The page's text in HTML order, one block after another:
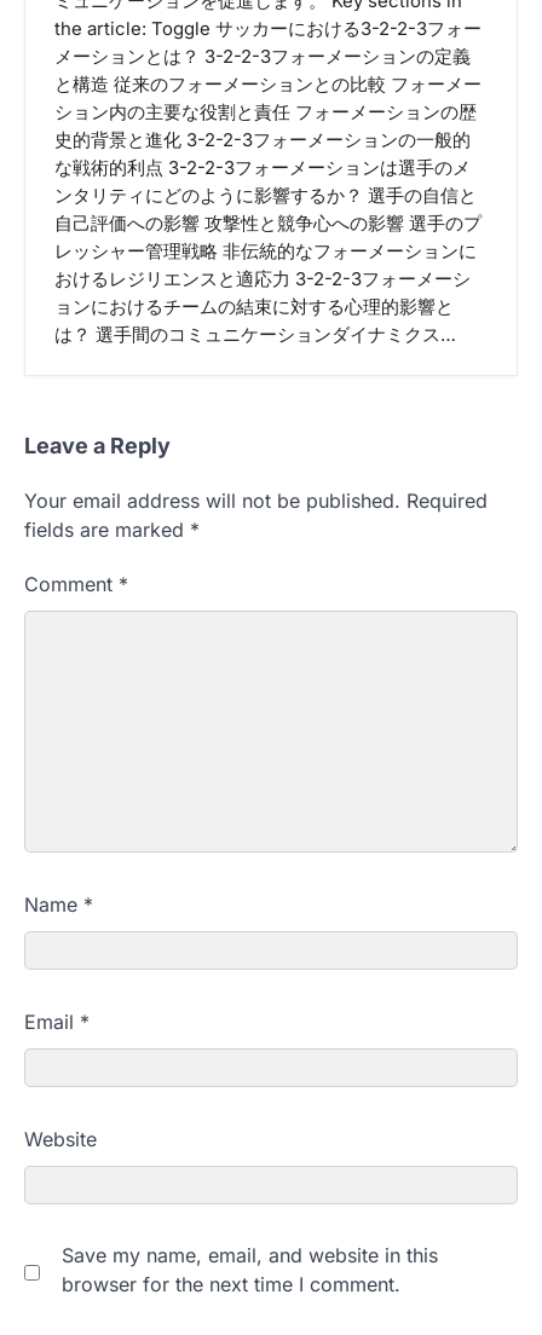
the article: Toggle サッカーにおける3-2-2-3フォー
メーションとは？ 3-2-2-3フォーメーションの定義
と構造 従来のフォーメーションとの比較 フォーメー
ション内の主要な役割と責任 フォーメーションの歴
史的背景と進化 3-2-2-3フォーメーションの一般的
な戦術的利点 3-2-2-3フォーメーションは選手のメ
ンタリティにどのように影響するか？ 選手の自信と
自己評価への影響 攻撃性と競争心への影響 選手のプ
レッシャー管理戦略 非伝統的なフォーメーションに
おけるレジリエンスと適応力 3-2-2-3フォーメーシ
ョンにおけるチームの結束に対する心理的影響と
は？ 選手間のコミュニケーションダイナミクス…
Leave a Reply
Your email address will not be published. Required
fields are marked *
Comment *
Name *
Email *
Website
Save my name, email, and website in this
browser for the next time I comment.